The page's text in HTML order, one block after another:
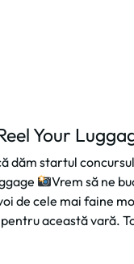
Your
dăm startul
Vrem să ne
de cele mai faine
această vară.